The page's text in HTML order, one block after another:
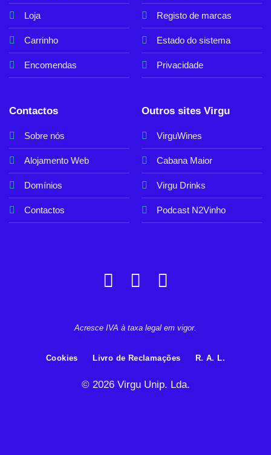
Loja
Carrinho
Encomendas
Registo de marcas
Estado do sistema
Privacidade
Contactos
Sobre nós
Alojamento Web
Domínios
Contactos
Outros sites Virgu
VirguWines
Cabana Maior
Virgu Drinks
Podcast N2Vinho
Acresce IVA à taxa legal em vigor.
Cookies Livro de Reclamações R. A. L.
© 2026 Virgu Unip. Lda.